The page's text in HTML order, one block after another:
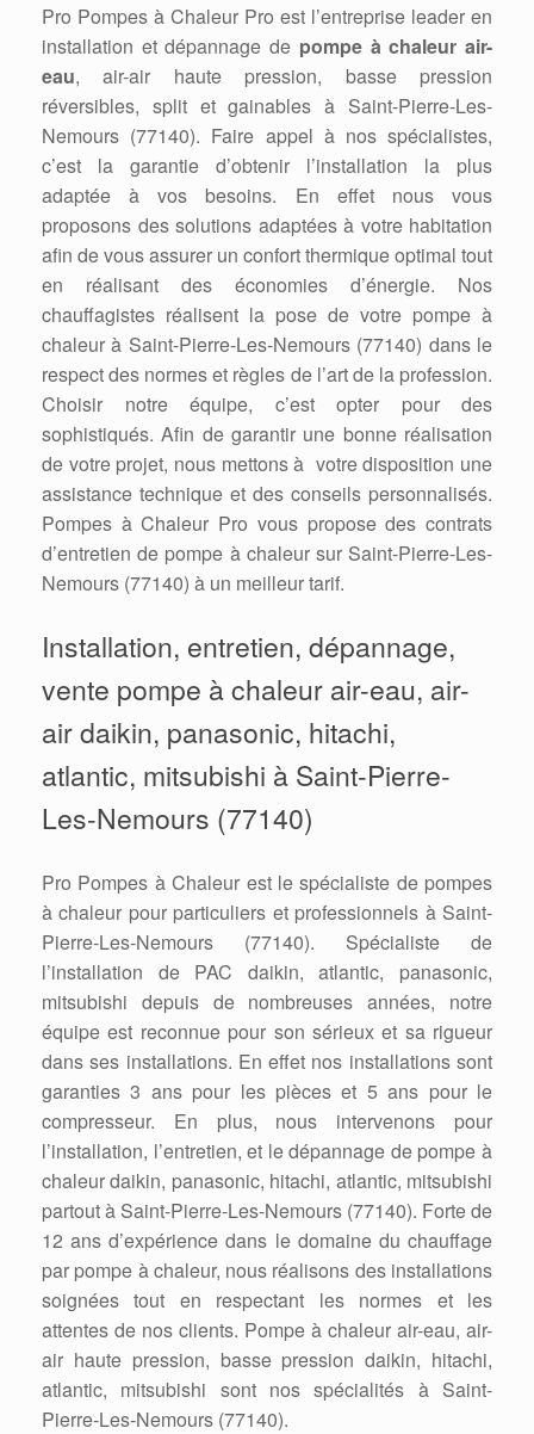
Pro Pompes à Chaleur Pro est l’entreprise leader en
installation et dépannage de pompe à chaleur air-
eau, air-air haute pression, basse pression
réversibles, split et gainables à Saint-Pierre-Les-
Nemours (77140). Faire appel à nos spécialistes,
c’est la garantie d’obtenir l’installation la plus
adaptée à vos besoins. En effet nous vous
proposons des solutions adaptées à votre habitation
afin de vous assurer un confort thermique optimal tout
en réalisant des économies d’énergie. Nos
chauffagistes réalisent la pose de votre pompe à
chaleur à Saint-Pierre-Les-Nemours (77140) dans le
respect des normes et règles de l’art de la profession.
Choisir notre équipe, c’est opter pour des
sophistiqués. Afin de garantir une bonne réalisation
de votre projet, nous mettons à votre disposition une
assistance technique et des conseils personnalisés.
Pompes à Chaleur Pro vous propose des contrats
d’entretien de pompe à chaleur sur Saint-Pierre-Les-
Nemours (77140) à un meilleur tarif.
Installation, entretien, dépannage,
vente pompe à chaleur air-eau, air-
air daikin, panasonic, hitachi,
atlantic, mitsubishi à Saint-Pierre-
Les-Nemours (77140)
Pro Pompes à Chaleur est le spécialiste de pompes
à chaleur pour particuliers et professionnels à Saint-
Pierre-Les-Nemours (77140). Spécialiste de
l’installation de PAC daikin, atlantic, panasonic,
mitsubishi depuis de nombreuses années, notre
équipe est reconnue pour son sérieux et sa rigueur
dans ses installations. En effet nos installations sont
garanties 3 ans pour les pièces et 5 ans pour le
compresseur. En plus, nous intervenons pour
l’installation, l’entretien, et le dépannage de pompe à
chaleur daikin, panasonic, hitachi, atlantic, mitsubishi
partout à Saint-Pierre-Les-Nemours (77140). Forte de
12 ans d’expérience dans le domaine du chauffage
par pompe à chaleur, nous réalisons des installations
soignées tout en respectant les normes et les
attentes de nos clients. Pompe à chaleur air-eau, air-
air haute pression, basse pression daikin, hitachi,
atlantic, mitsubishi sont nos spécialités à Saint-
Pierre-Les-Nemours (77140).